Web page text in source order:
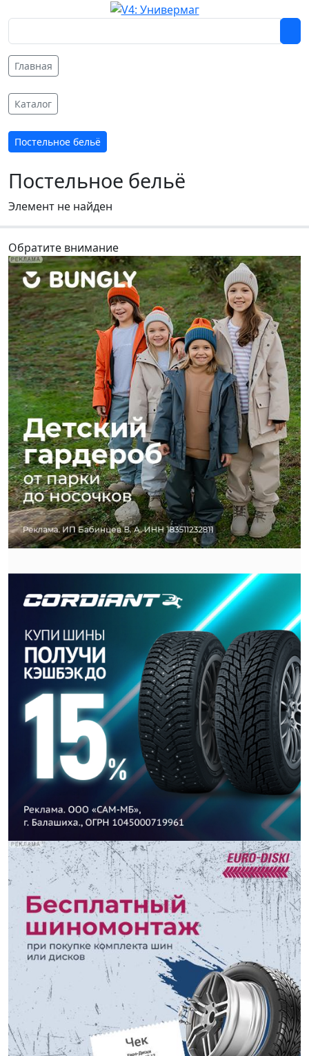
Главная
Каталог
Постельное бельё
Постельное бельё
Элемент не найден
Обратите внимание